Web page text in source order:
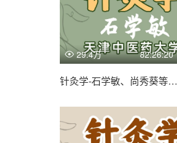
29.4万 82:26:20
针灸学-石学敏、尚秀葵等-天津中医药大学